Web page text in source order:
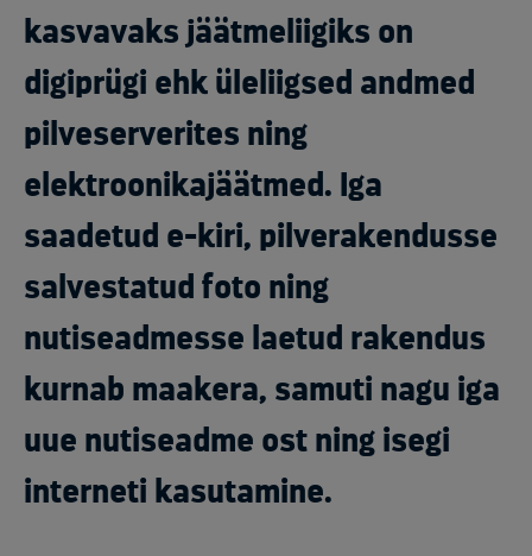
kasvavaks jäätmeliigiks on
digiprügi ehk üleliigsed andmed
pilveserverites ning
elektroonikajäätmed. Iga
saadetud e-kiri, pilverakendusse
salvestatud foto ning
nutiseadmesse laetud rakendus
kurnab maakera, samuti nagu iga
uue nutiseadme ost ning isegi
interneti kasutamine.